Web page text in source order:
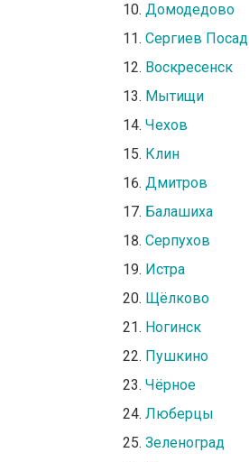
Домодедово
Сергиев Посад
Воскресенск
Мытищи
Чехов
Клин
Дмитров
Балашиха
Серпухов
Истра
Щёлково
Ногинск
Пушкино
Чёрное
Люберцы
Зеленоград